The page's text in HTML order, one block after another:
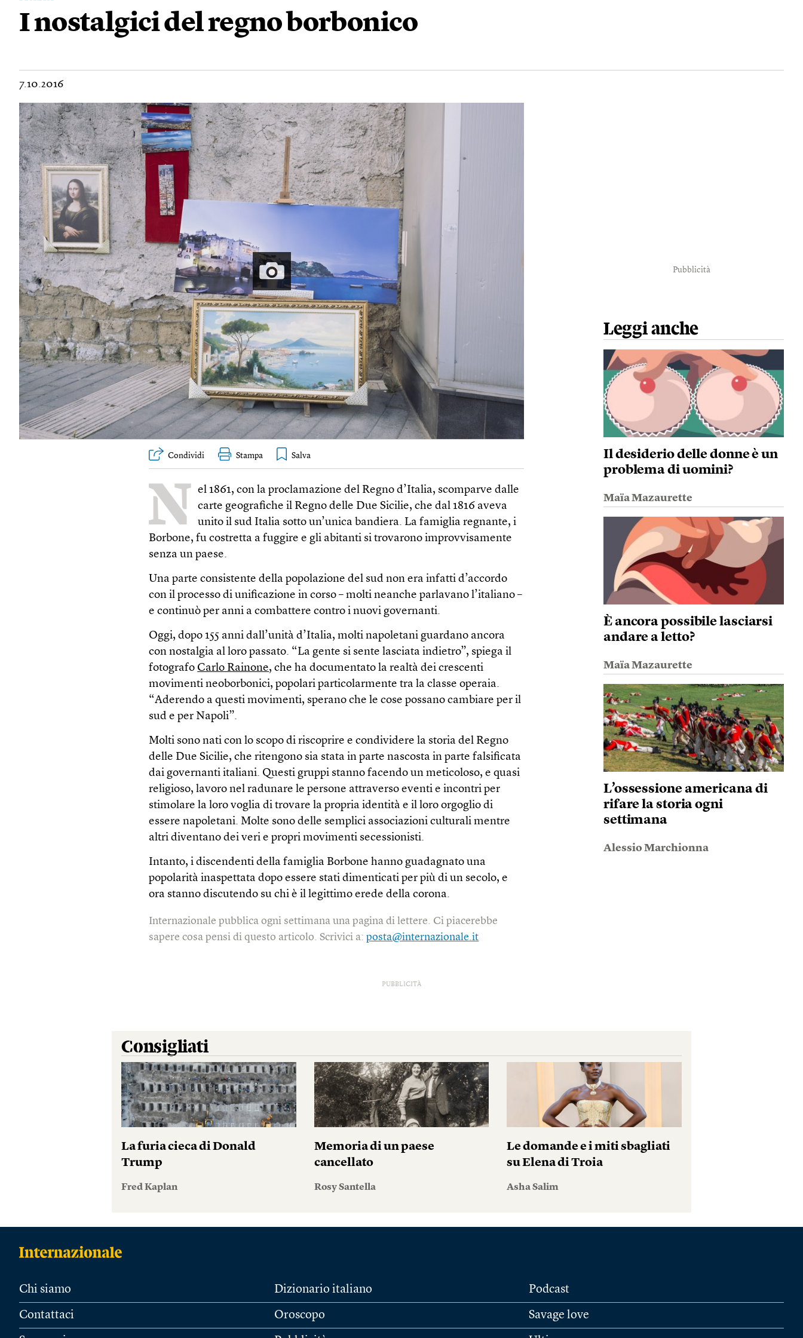
I nostalgici del regno borbonico
7.10.2016
Condividi Stampa
N el 1861, con la proclamazione del Regno d’Italia, scomparve dalle
carte geografiche il Regno delle Due Sicilie, che dal 1816 aveva
unito il sud Italia sotto un’unica bandiera. La famiglia regnante, i
Borbone, fu costretta a fuggire e gli abitanti si trovarono improvvisamente
senza un paese.
Una parte consistente della popolazione del sud non era infatti d’accordo
con il processo di unificazione in corso – molti neanche parlavano l’italiano –
e continuò per anni a combattere contro i nuovi governanti.
Oggi, dopo 155 anni dall’unità d’Italia, molti napoletani guardano ancora
con nostalgia al loro passato. “La gente si sente lasciata indietro”, spiega il
fotografo Carlo Rainone, che ha documentato la realtà dei crescenti
movimenti neoborbonici, popolari particolarmente tra la classe operaia.
“Aderendo a questi movimenti, sperano che le cose possano cambiare per il
sud e per Napoli”.
Molti sono nati con lo scopo di riscoprire e condividere la storia del Regno
delle Due Sicilie, che ritengono sia stata in parte nascosta in parte falsificata
dai governanti italiani. Questi gruppi stanno facendo un meticoloso, e quasi
religioso, lavoro nel radunare le persone attraverso eventi e incontri per
stimolare la loro voglia di trovare la propria identità e il loro orgoglio di
essere napoletani. Molte sono delle semplici associazioni culturali mentre
altri diventano dei veri e propri movimenti secessionisti.
Intanto, i discendenti della famiglia Borbone hanno guadagnato una
popolarità inaspettata dopo essere stati dimenticati per più di un secolo, e
ora stanno discutendo su chi è il legittimo erede della corona.
Internazionale pubblica ogni settimana una pagina di lettere. Ci piacerebbe
sapere cosa pensi di questo articolo. Scrivici a:posta@internazionale.it
Pubblicità
Leggi anche
Il desiderio delle donne è un
problema di uomini?
Maïa Mazaurette
È ancora possibile lasciarsi
andare a letto?
Maïa Mazaurette
L’ossessione americana di
rifare la storia ogni
settimana
Alessio Marchionna
PUBBLICITÀ
Consigliati
La furia cieca di Donald
Trump
Fred Kaplan
Memoria di un paese
cancellato
Rosy Santella
Le domande e i miti sbagliati
su Elena di Troia
Asha Salim
Chi siamo
Contattaci
Dizionario italiano
Oroscopo
Podcast
Savage love